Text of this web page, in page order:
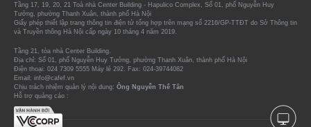
Tầng 17, 19, 20, 21 Toà nhà Center Building - Hapulico Complex, Số 01, phố Nguyễn Huy
Tưởng, phường Thanh Xuân, thành phố Hà Nội
Giấy phép thiết lập trang thông tin điện tử tổng hợp trên mạng số 2216/GP-TTĐT do Sở Thông tin
và Truyền thông Hà Nội cấp ngày 10 tháng 4 năm 2019.
Tầng 21, tòa nhà Center Building.
Địa chỉ: Số 01, phố Nguyễn Huy Tưởng, phường Thanh Xuân, thành phố Hà Nội
Điện thoại: 024 7309 5555 Máy lẻ 292. Fax: 024-39744082
Email: info@cafef.vn
Chịu trách nhiệm quản lý nội dung: Ông Nguyễn Thế Tân
Hỗ trợ quảng cáo :